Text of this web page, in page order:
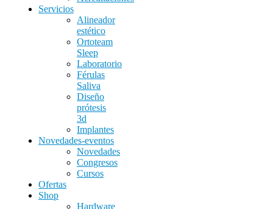
Servicios
Alineador
estético
Ortoteam
Sleep
Laboratorio
Férulas
Saliva
Diseño
prótesis
3d
Implantes
Novedades-eventos
Novedades
Congresos
Cursos
Ofertas
Shop
Hardware